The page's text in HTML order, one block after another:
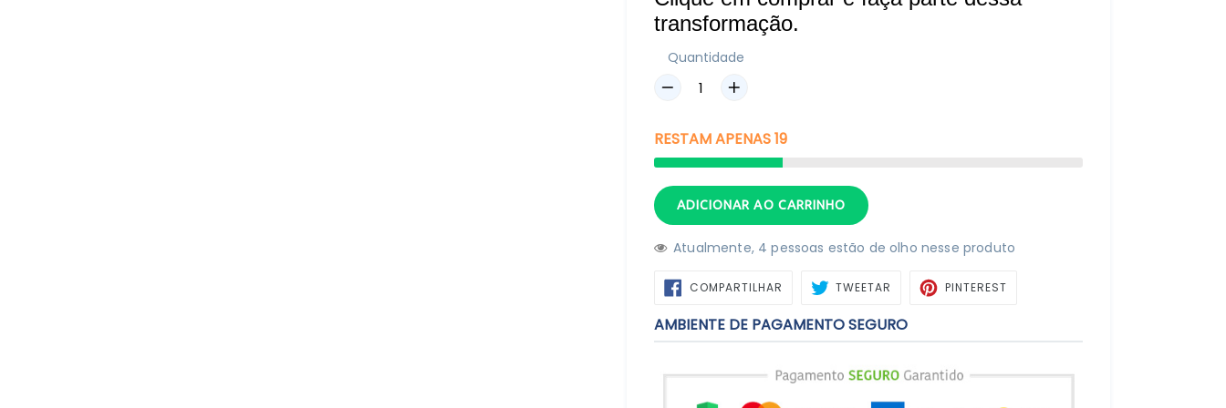
transformação.
Quantidade
RESTAMAPENAS19
ADICIONAR AO CARRINHO
Atualmente, 4 pessoas estão de olho nesse produto
COMPARTILHAR COMPARTILHAR
TWEETAR TWEETARPINTERESTPIN
AMBIENTE DE PAGAMENTO SEGURO